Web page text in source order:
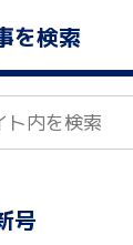
を検索
号